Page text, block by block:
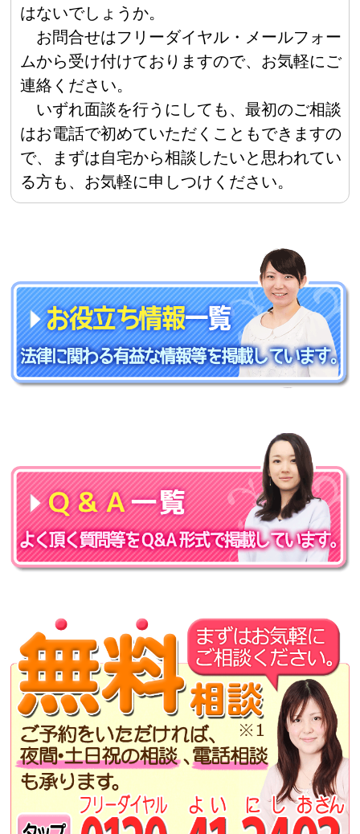
はないでしょうか。
お問合せはフリーダイヤル・メールフォー
ムから受け付けておりますので、お気軽にご
連絡ください。
いずれ面談を行うにしても、最初のご相談
はお電話で初めていただくこともできますの
で、まずは自宅から相談したいと思われてい
る方も、お気軽に申しつけください。